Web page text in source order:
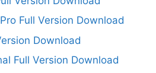
Full Version Download
Download
Full Version Download